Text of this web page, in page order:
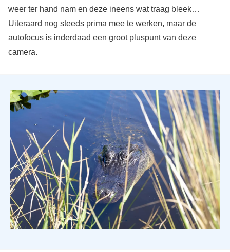
weer ter hand nam en deze ineens wat traag bleek…
Uiteraard nog steeds prima mee te werken, maar de
autofocus is inderdaad een groot pluspunt van deze
camera.